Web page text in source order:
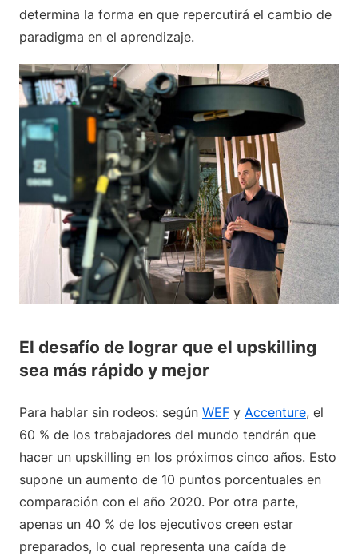
determina la forma en que repercutirá el cambio de
paradigma en el aprendizaje.
El desafío de lograr que el upskilling
sea más rápido y mejor
Para hablar sin rodeos: según WEF y Accenture, el
60 % de los trabajadores del mundo tendrán que
hacer un upskilling en los próximos cinco años. Esto
supone un aumento de 10 puntos porcentuales en
comparación con el año 2020. Por otra parte,
apenas un 40 % de los ejecutivos creen estar
preparados, lo cual representa una caída de